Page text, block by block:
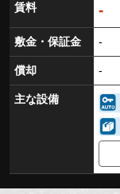
賃料 -
敷金・保証金 -
償却 -
主な設備